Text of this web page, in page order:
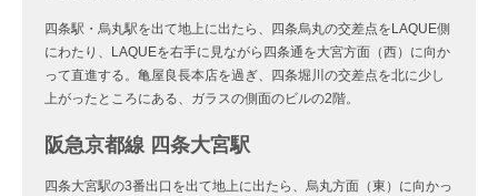
四条駅・烏丸駅を出て地上に出たら、四条烏丸の交差点をLAQUE側
にわたり、LAQUEを右手に見ながら四条通を大宮方面（西）に向か
って直進する。亀屋良長本店を過ぎ、四条堀川の交差点を北に少し
上がったところにある、ガラスの側面のビルの2階。
阪急京都線 四条大宮駅
四条大宮駅の3番出口を出て地上に出たら、烏丸方面（東）に向かっ